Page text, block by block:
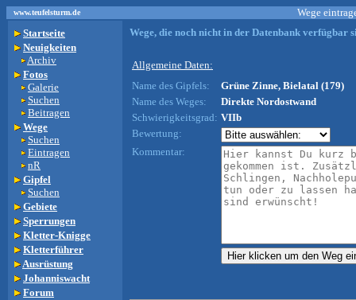
www.teufelsturm.de
Wege
Startseite
Neuigkeiten
Archiv
Fotos
Galerie
Suchen
Beitragen
Wege
Suchen
Eintragen
nR
Gipfel
Suchen
Gebiete
Sperrungen
Kletter-Knigge
Kletterführer
Ausrüstung
Johanniswacht
Forum
Wege, die noch nicht in der Datenbank verfügbar
Allgemeine Daten:
Name des Gipfels:
Grüne Zinne, Bielatal (179)
Name des Weges:
Direkte Nordostwand
Schwierigkeitsgrad: VIIb
Bewertung:
Kommentar: